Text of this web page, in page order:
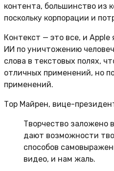
контента, большинство из
поскольку корпорации и
Контекст — это все, и
ИИ по уничтожению
слова в текстовых полях,
отличных применений, но
применений.
Тор Майрен, вице-
Творчество заложено
дают возможности
способов
видео, и нам жаль.